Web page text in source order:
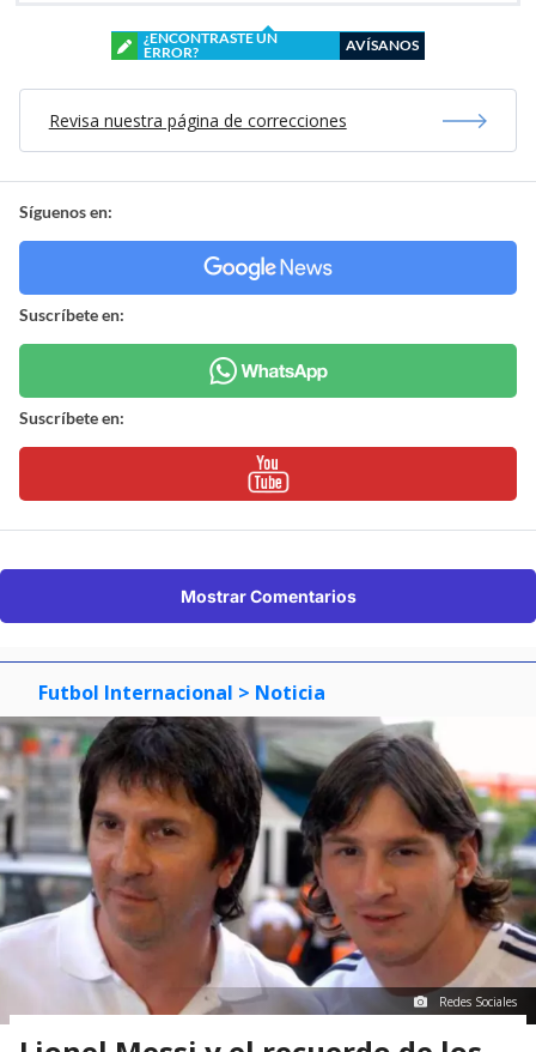
¿ENCONTRASTE UN
ERROR?
AVÍSANOS
Revisa nuestra página de correcciones
Síguenos en:
Suscríbete en:
Suscríbete en:
Mostrar Comentarios
Futbol Internacional > Noticia
Redes Sociales